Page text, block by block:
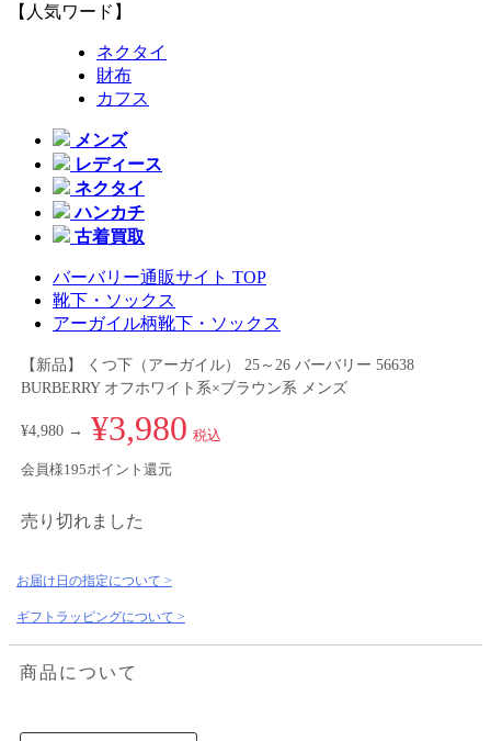
【人気ワード】
ネクタイ
財布
カフス
メンズ
レディース
ネクタイ
ハンカチ
古着買取
バーバリー通販サイト TOP
靴下・ソックス
アーガイル柄靴下・ソックス
【新品】 くつ下（アーガイル） 25～26 バーバリー 56638
BURBERRY オフホワイト系×ブラウン系 メンズ
¥4,980 → ¥3,980 税込
会員様195ポイント還元
売り切れました
お届け日の指定について >
ギフトラッピングについて >
商品について